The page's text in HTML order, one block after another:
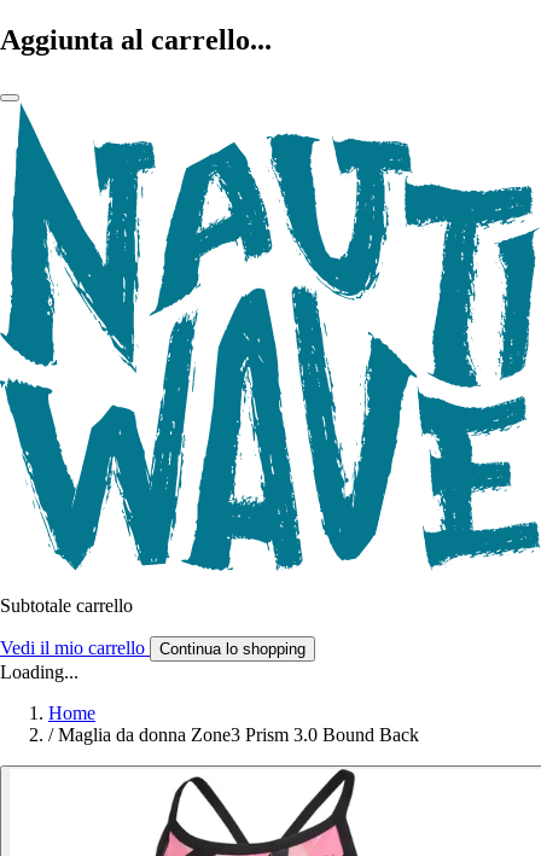
Aggiunta al carrello...
Subtotale carrello
Vedi il mio carrello Continua lo shopping
Loading...
Home
/ Maglia da donna Zone3 Prism 3.0 Bound Back